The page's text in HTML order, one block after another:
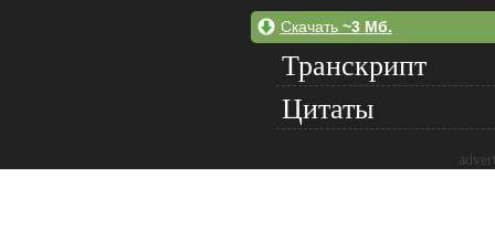
Скачать ~3 Мб.
Транскрипт
Цитаты